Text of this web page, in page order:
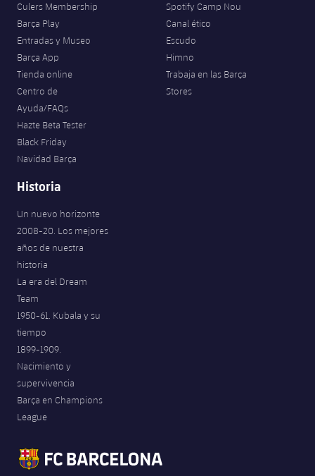
Culers Membership
Barça Play
Entradas y Museo
Barça App
Tienda online
Centro de
Ayuda/FAQs
Hazte Beta Tester
Black Friday
Navidad Barça
Spotify Camp Nou
Canal ético
Escudo
Himno
Trabaja en las Barça
Stores
Historia
Un nuevo horizonte
2008-20. Los mejores
años de nuestra
historia
La era del Dream
Team
1950-61. Kubala y su
tiempo
1899-1909.
Nacimiento y
supervivencia
Barça en Champions
League